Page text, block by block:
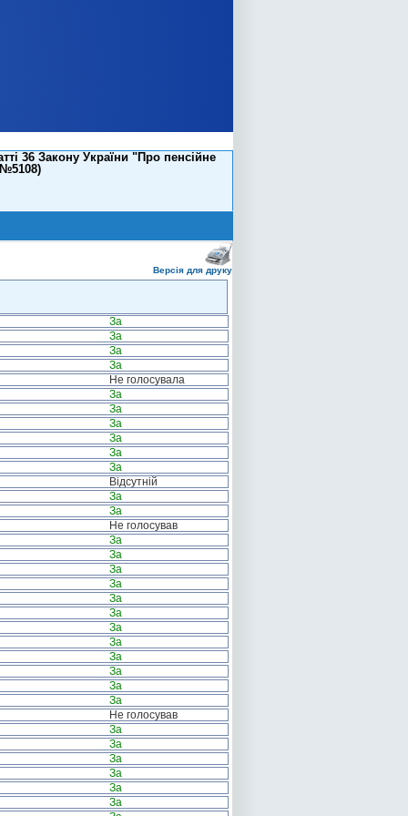
36 Закону України "Про пенсійне
Версія для друку
За
За
За
За
Не голосувала
За
За
За
За
За
За
Відсутній
За
За
Не голосував
За
За
За
За
За
За
За
За
За
За
За
За
Не голосував
За
За
За
За
За
За